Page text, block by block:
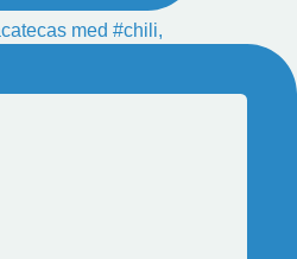
med #chili,